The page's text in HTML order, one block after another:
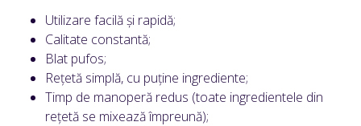
Utilizare facilă și rapidă;
Calitate constantă;
Blat pufos;
Rețetă simplă, cu puține ingrediente;
Timp de manoperă redus (toate ingredientele din
rețetă se mixează împreună);